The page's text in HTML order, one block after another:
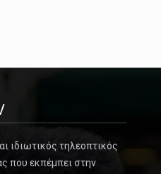
ιδιωτικός τηλεοπτικός
που εκπέμπει στην